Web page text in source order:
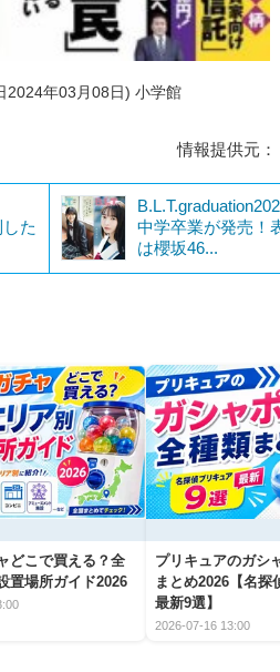
2024年03月08日) 小学館
情報提供元：
た
中学卒業が発売！
は櫻坂46...
どこで買える？全
置場所ガイド2026
プリキュアのガシ
まとめ2026【名探
最新9選】
2026-07-16 13:00